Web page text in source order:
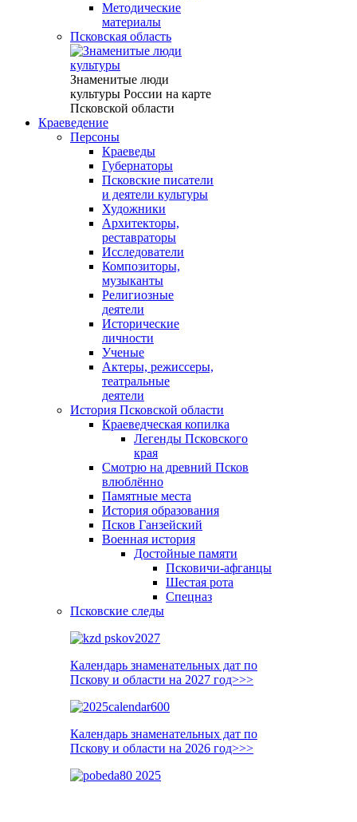
Методические
материалы
Псковская область
Знаменитые люди
культуры России на карте
Псковской области
Краеведение
Персоны
Краеведы
Губернаторы
Псковские писатели
и деятели культуры
Художники
Архитекторы,
реставраторы
Исследователи
Композиторы,
музыканты
Религиозные
деятели
Исторические
личности
Ученые
Актеры, режиссеры,
театральные
деятели
История Псковской области
Краеведческая копилка
Легенды Псковского
края
Смотрю на древний Псков
влюблённо
Памятные места
История образования
Псков Ганзейский
Военная история
Достойные памяти
Псковичи-афганцы
Шестая рота
Спецназ
Псковские следы
Календарь знаменательных дат по
Пскову и области на 2027 год>>>
Календарь знаменательных дат по
Пскову и области на 2026 год>>>